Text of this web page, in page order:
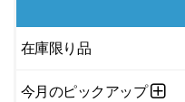
在庫限り品
今月のピックアップ